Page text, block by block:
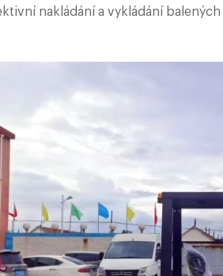
nakládání a vykládání